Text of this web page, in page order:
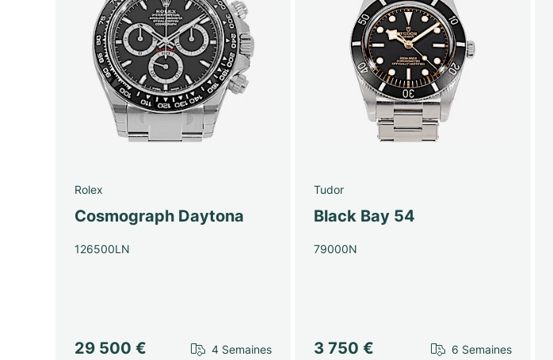
Rolex
Cosmograph Daytona
126500LN
29 500 € 4 Semaines
Tudor
Black Bay 54
79000N
3 750 € 6 Semaines